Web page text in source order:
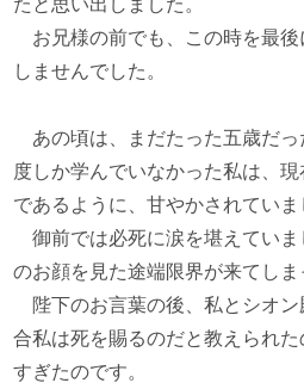
たと思い出しました。
お兄様の前でも、この時を最後
しませんでした。
あの頃は、まだたった五歳だっ
度しか学んでいなかった私は、
であるように、甘やかされていま
御前では必死に涙を堪えていま
のお顔を見た途端限界が来てしま
陛下のお言葉の後、私とシオン
合私は死を賜るのだと教えられ
すぎたのです。